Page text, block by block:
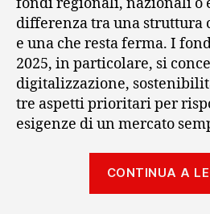
fondi regionali, nazionali o
differenza tra una struttura
e una che resta ferma. I
2025, in particolare, si
digitalizzazione,
tre aspetti prioritari per
esigenze di un mercato
CONTINUA A